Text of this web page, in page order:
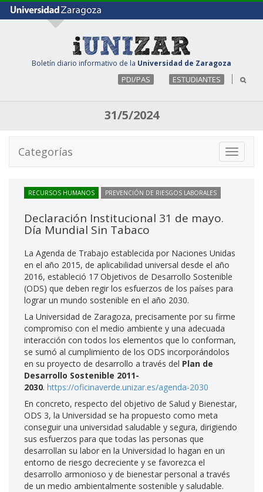
Boletín diario informativo de la Universidad de Zaragoza
PDI/PAS ESTUDIANTES
31/5/2024
Toggle
Categorías
RECURSOS HUMANOS PREVENCIÓN DE RIESGOS LABORALES
Declaración Institucional 31 de mayo.
Día Mundial Sin Tabaco
La Agenda de Trabajo establecida por Naciones Unidas
en el año 2015, de aplicabilidad universal desde el año
2016, estableció 17 Objetivos de Desarrollo Sostenible
(ODS) que deben regir los esfuerzos de los países para
lograr un mundo sostenible en el año 2030.
La Universidad de Zaragoza, precisamente por su firme
compromiso con el medio ambiente y una adecuada
interacción con todos los elementos que lo conforman,
se sumó al cumplimiento de los ODS incorporándolos
en su proyecto de desarrollo a través del Plan de
Desarrollo Sostenible 2011-
2030. https://oficinaverde.unizar.es/agenda-2030
En concreto, respecto del objetivo de Salud y Bienestar,
ODS 3, la Universidad se ha propuesto como meta
conseguir una universidad saludable y segura, dirigiendo
sus esfuerzos para que todas las personas que
desarrollan su labor en la Universidad lo hagan en un
entorno de riesgo decreciente y se favorezca el
desarrollo armonioso y de bienestar personal a través
de un medio ambientalmente sostenible y saludable.